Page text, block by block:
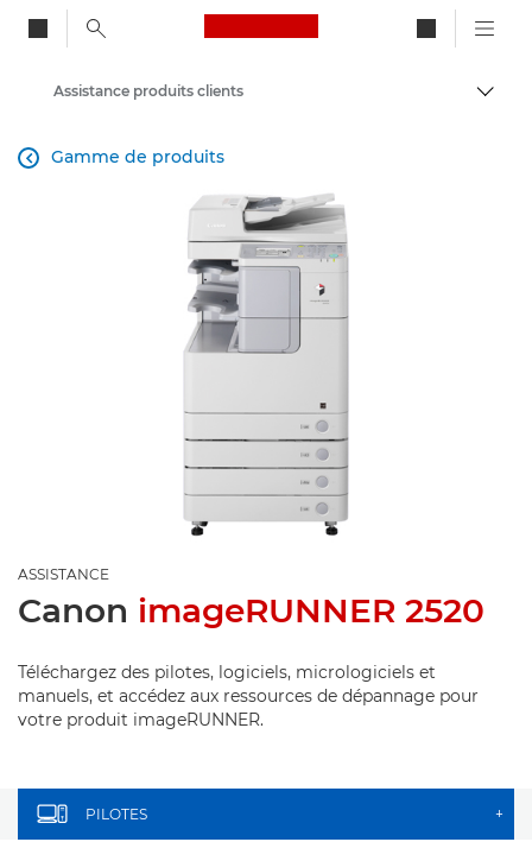
Canon Logo, back to
Assistance produits clients
Gamme de produits

ASSISTANCE
Canon imageRUNNER 2520
Téléchargez des pilotes, logiciels, micrologiciels et
manuels, et accédez aux ressources de dépannage pour
votre produit imageRUNNER.
PILOTES +